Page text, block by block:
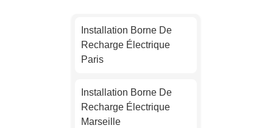
Installation Borne De
Recharge Électrique
Paris
Installation Borne De
Recharge Électrique
Marseille